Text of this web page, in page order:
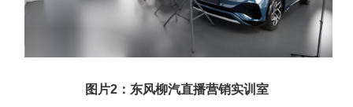
图片2：东风柳汽直播营销实训室